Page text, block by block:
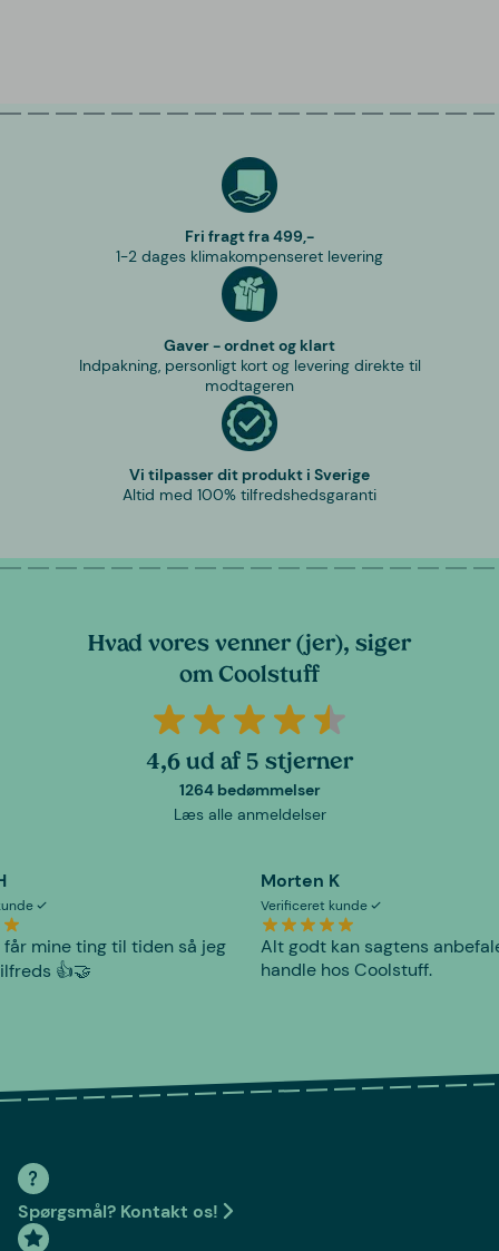
Fri fragt fra 499,-
1-2 dages klimakompenseret levering
Gaver - ordnet og klart
Indpakning, personligt kort og levering direkte til
modtageren
Vi tilpasser dit produkt i Sverige
Altid med 100% tilfredshedsgaranti
Hvad vores venner (jer), siger
om Coolstuff
4,6 ud af 5 stjerner
1264 bedømmelser
Læs alle anmeldelser
får mine ting til tiden så jeg
👍🤝
Morten K
Verificeret kunde
Alt godt kan sagtens
handle hos Coolstuff.
Spørgsmål? Kontakt os!